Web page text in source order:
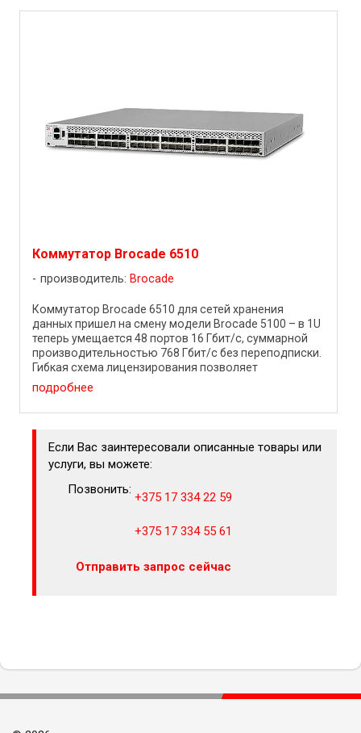
Коммутатор Brocade 6510
производитель: Brocade
Коммутатор Brocade 6510 для сетей хранения
данных пришел на смену модели Brocade 5100 – в 1U
теперь умещается 48 портов 16 Гбит/с, суммарной
производительностью 768 Гбит/с без переподписки.
Гибкая схема лицензирования позволяет
постепенно ...
подробнее
Если Вас заинтересовали описанные товары или
услуги, вы можете:
Позвонить:
+375 17 334 22 59
+375 17 334 55 61
Отправить запрос сейчас